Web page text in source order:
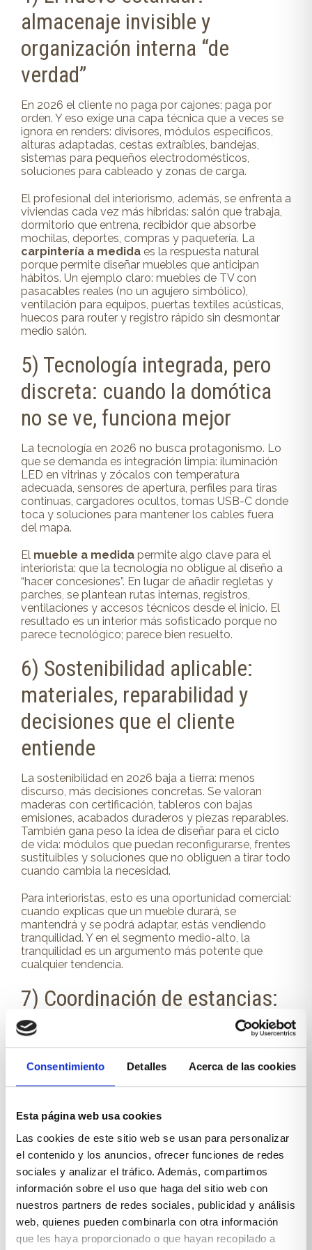
Consentimiento Detalles Acerca de las cookies
Esta página web usa cookies
Las cookies de este sitio web se usan para personalizar
el contenido y los anuncios, ofrecer funciones de redes
sociales y analizar el tráfico. Además, compartimos
información sobre el uso que haga del sitio web con
nuestros partners de redes sociales, publicidad y análisis
web, quienes pueden combinarla con otra información
que les haya proporcionado o que hayan recopilado a
almacenaje invisible y
organización interna “de
verdad”
En 2026 el cliente no paga por cajones; paga por
orden. Y eso exige una capa técnica que a veces se
ignora en renders: divisores, módulos específicos,
alturas adaptadas, cestas extraíbles, bandejas,
sistemas para pequeños electrodomésticos,
soluciones para cableado y zonas de carga.
El profesional del interiorismo, además, se enfrenta a
viviendas cada vez más híbridas: salón que trabaja,
dormitorio que entrena, recibidor que absorbe
mochilas, deportes, compras y paquetería. La
carpintería a medida es la respuesta natural
porque permite diseñar muebles que anticipan
hábitos. Un ejemplo claro: muebles de TV con
pasacables reales (no un agujero simbólico),
ventilación para equipos, puertas textiles acústicas,
huecos para router y registro rápido sin desmontar
medio salón.
5) Tecnología integrada, pero
discreta: cuando la domótica
no se ve, funciona mejor
La tecnología en 2026 no busca protagonismo. Lo
que se demanda es integración limpia: iluminación
LED en vitrinas y zócalos con temperatura
adecuada, sensores de apertura, perfiles para tiras
continuas, cargadores ocultos, tomas USB-C donde
toca y soluciones para mantener los cables fuera
del mapa.
El mueble a medida permite algo clave para el
interiorista: que la tecnología no obligue al diseño a
“hacer concesiones”. En lugar de añadir regletas y
parches, se plantean rutas internas, registros,
ventilaciones y accesos técnicos desde el inicio. El
resultado es un interior más sofisticado porque no
parece tecnológico; parece bien resuelto.
6) Sostenibilidad aplicable:
materiales, reparabilidad y
decisiones que el cliente
entiende
La sostenibilidad en 2026 baja a tierra: menos
discurso, más decisiones concretas. Se valoran
maderas con certificación, tableros con bajas
emisiones, acabados duraderos y piezas reparables.
También gana peso la idea de diseñar para el ciclo
de vida: módulos que puedan reconfigurarse, frentes
sustituibles y soluciones que no obliguen a tirar todo
cuando cambia la necesidad.
Para interioristas, esto es una oportunidad comercial:
cuando explicas que un mueble durará, se
mantendrá y se podrá adaptar, estás vendiendo
tranquilidad. Y en el segmento medio-alto, la
tranquilidad es un argumento más potente que
cualquier tendencia.
7) Coordinación de estancias:
el valor de un “lenguaje”
común
desconectados. En 2026 se diseña por sistemas:
mismas proporciones, mismos tonos, repetición
controlada de materiales, ritmos y detalles (uñeros,
gola, tirador, palillería, molduras contemporáneas).
Enproyectos con cocina abierta, por ejemplo, se
trabaja la transición con muebles de salón-comedor
que “heredan” un rasgo de la cocina: el acabado, el
metal, el grosor de encimera o el color de estructura.
Esta continuidad eleva el conjunto y reduce la
sensación de collage. Y aquí el mueble hecho a